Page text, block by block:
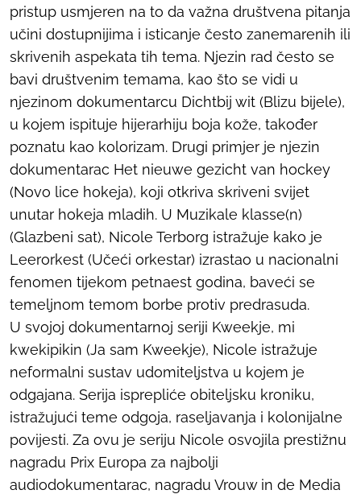
pristup usmjeren na to da važna društvena pitanja
učini dostupnijima i isticanje često zanemarenih ili
skrivenih aspekata tih tema. Njezin rad često se
bavi društvenim temama, kao što se vidi u
njezinom dokumentarcu Dichtbij wit (Blizu bijele),
u kojem ispituje hijerarhiju boja kože, također
poznatu kao kolorizam. Drugi primjer je njezin
dokumentarac Het nieuwe gezicht van hockey
(Novo lice hokeja), koji otkriva skriveni svijet
unutar hokeja mladih. U Muzikale klasse(n)
(Glazbeni sat), Nicole Terborg istražuje kako je
Leerorkest (Učeći orkestar) izrastao u nacionalni
fenomen tijekom petnaest godina, baveći se
temeljnom temom borbe protiv predrasuda.
U svojoj dokumentarnoj seriji Kweekje, mi
kwekipikin (Ja sam Kweekje), Nicole istražuje
neformalni sustav udomiteljstva u kojem je
odgajana. Serija isprepliće obiteljsku kroniku,
istražujući teme odgoja, raseljavanja i kolonijalne
povijesti. Za ovu je seriju Nicole osvojila prestižnu
nagradu Prix Europa za najbolji
audiodokumentarac, nagradu Vrouw in de Media